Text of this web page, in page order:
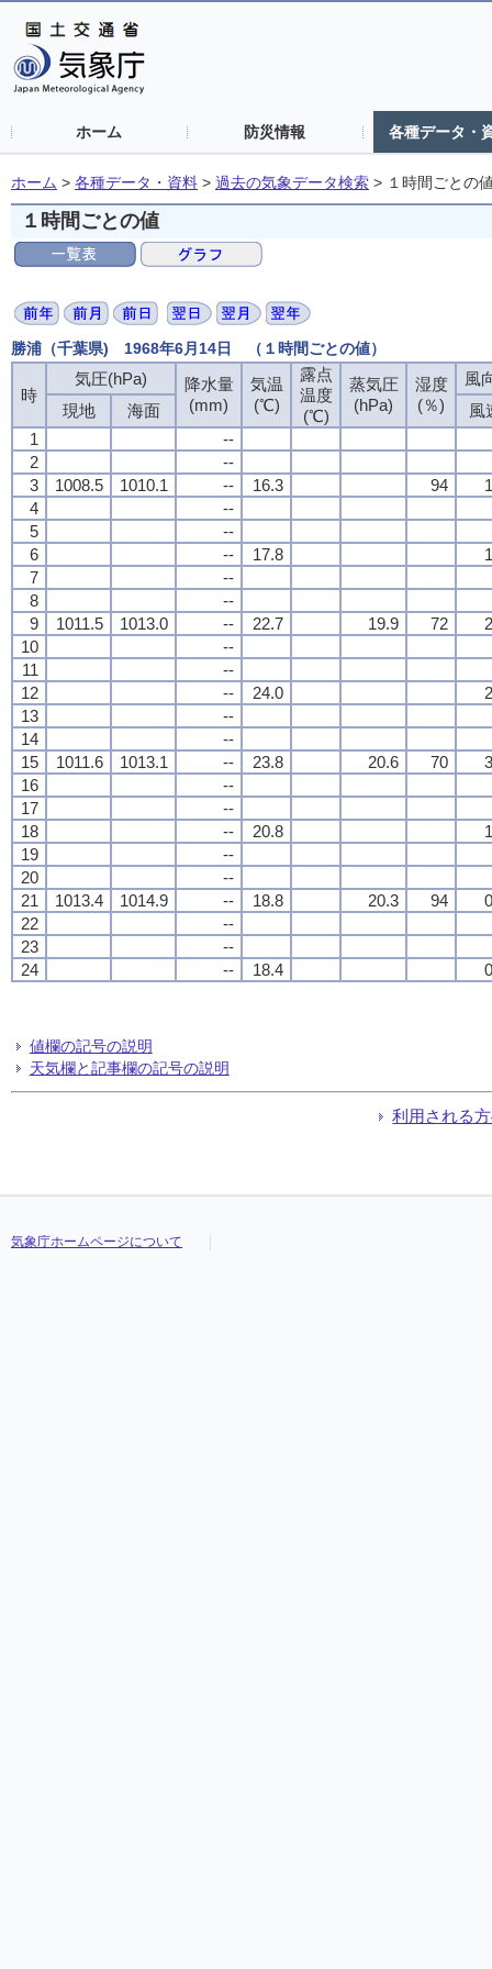
ホーム 防災情報 各種データ・
ホーム > 各種データ・資料 > 過去の気象データ検索 > １時間ごとの
１時間ごとの値
勝浦（千葉県) 1968年6月14日 （１時間ごとの値）
時
気圧(hPa)
降水量
(mm)
気温
(℃)
露点
温度
(℃)
蒸気圧
(hPa)
湿度
(％)
風
現地
海面
風
1
--
2
--
3
1008.5 1010.1 -- 16.3 94
4
--
5
--
6
-- 17.8
7
--
8
--
9
1011.5 1013.0 -- 22.7 19.9 72
10
--
11
--
12
-- 24.0
13
--
14
--
15
1011.6 1013.1 -- 23.8 20.6 70
16
--
17
--
18
-- 20.8
19
--
20
--
21
1013.4 1014.9 -- 18.8 20.3 94
22
--
23
--
24
-- 18.4
値欄の記号の説明
天気欄と記事欄の記号の説明
利用される
気象庁ホームページについて